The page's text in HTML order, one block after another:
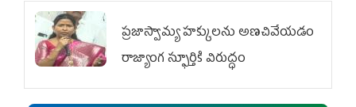
ప్రజాస్వామ్య హక్కులను అణచివేయడం
రాజ్యాంగ స్ఫూర్తికి విరుద్ధం